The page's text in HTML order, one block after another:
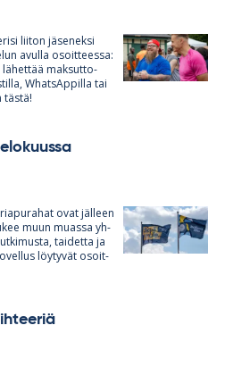
lii­ton jä­se­neksi
avulla osoit­teessa:
lä­het­tää mak­sut­to­
What­sAp­pilla tai
tästä!
ovat jäl­leen
muun muassa yh­
tai­detta ja
löy­ty­vät osoit­